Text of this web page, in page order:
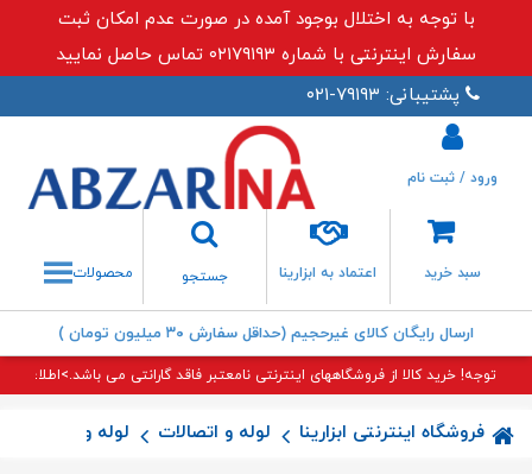
با توجه به اختلال بوجود آمده در صورت عدم امکان ثبت
سفارش اینترنتی با شماره ۰۲۱۷۹۱۹۳ تماس حاصل نمایید
پشتیبانی: ۷۹۱۹۳-۰۲۱
سبد خرید اعتماد به ابزارینا
جستجو
جستجو
ورود / ثبت نام
محصولات
ارسال رایگان کالای غیرحجیم (حداقل سفارش ۳۰ میلیون تومان )
توجه! خرید کالا از فروشگاههای اینترنتی نامعتبر فاقد گارانتی می باشد.>اطلاعات
فروشگاه اینترنتی ابزارینا لوله و اتصالات لوله و اتصالات